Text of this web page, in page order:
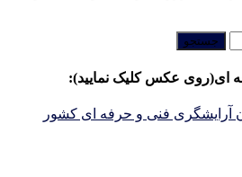
ای(روی عکس کلیک نمایید):